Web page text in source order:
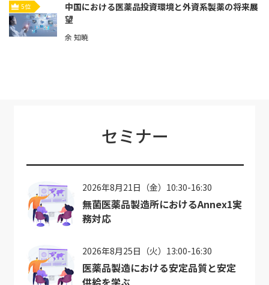
5位
中国における医薬品投資環境と外資系製薬の将来展
望
余 知暁
セミナー
2026年8月21日（金）10:30-16:30
無菌医薬品製造所におけるAnnex1実
務対応
2026年8月25日（火）13:00-16:30
医薬品製造における安定品質と安定